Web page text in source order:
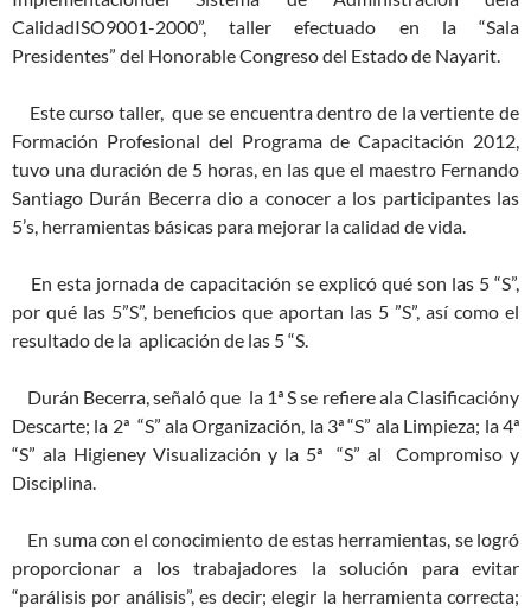
CalidadISO9001-2000”, taller efectuado en la “Sala
Presidentes” del Honorable Congreso del Estado de Nayarit.
Este curso taller, que se encuentra dentro de la vertiente de
Formación Profesional del Programa de Capacitación 2012,
tuvo una duración de 5 horas, en las que el maestro Fernando
Santiago Durán Becerra dio a conocer a los participantes las
5’s, herramientas básicas para mejorar la calidad de vida.
En esta jornada de capacitación se explicó qué son las 5 “S”,
por qué las 5”S”, beneficios que aportan las 5 ”S”, así como el
resultado de la aplicación de las 5 “S.
Durán Becerra, señaló que la 1ª S se refiere ala Clasificacióny
Descarte; la 2ª “S” ala Organización, la 3ª “S” ala Limpieza; la 4ª
“S” ala Higieney Visualización y la 5ª “S” al Compromiso y
Disciplina.
En suma con el conocimiento de estas herramientas, se logró
proporcionar a los trabajadores la solución para evitar
“parálisis por análisis”, es decir; elegir la herramienta correcta;